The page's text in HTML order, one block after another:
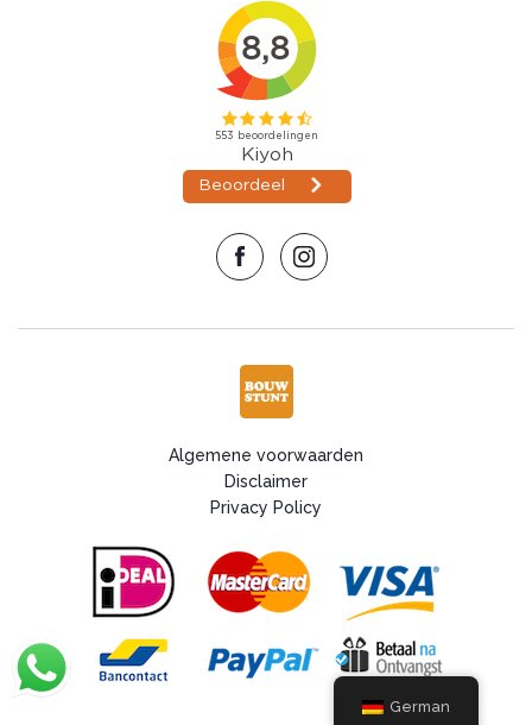
Algemene voorwaarden
Disclaimer
Privacy Policy
German